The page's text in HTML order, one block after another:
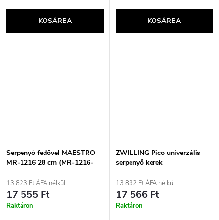
KOSÁRBA KOSÁRBA
Serpenyő fedővel MAESTRO
MR-1216 28 cm (MR-1216-
13 823 Ft ÁFA nélkül
17 555 Ft
Raktáron
ZWILLING Pico univerzális
serpenyő kerek
13 832 Ft ÁFA nélkül
17 566 Ft
Raktáron